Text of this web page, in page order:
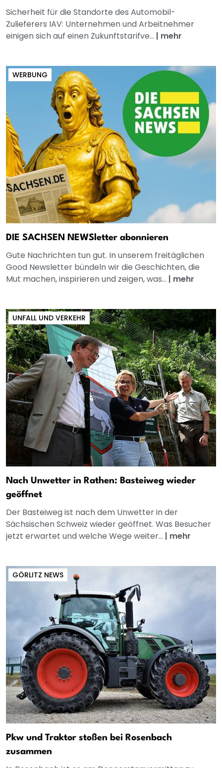
Sicherheit für die Standorte des Automobil-
Zulieferers IAV: Unternehmen und Arbeitnehmer
einigen sich auf einen Zukunftstarifve... | mehr
WERBUNG
DIE SACHSEN NEWSletter abonnieren
Gute Nachrichten tun gut. In unserem freitäglichen
Good Newsletter bündeln wir die Geschichten, die
Mut machen, inspirieren und zeigen, was... | mehr
UNFALL UND VERKEHR
Nach Unwetter in Rathen: Basteiweg wieder
geöffnet
Der Basteiweg ist nach dem Unwetter in der
Sächsischen Schweiz wieder geöffnet. Was Besucher
jetzt erwartet und welche Wege weiter... | mehr
GÖRLITZ NEWS
Pkw und Traktor stoßen bei Rosenbach
zusammen